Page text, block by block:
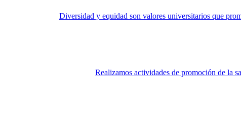
Diversidad y equidad son valores universitarios que
Realizamos actividades de promoción de la